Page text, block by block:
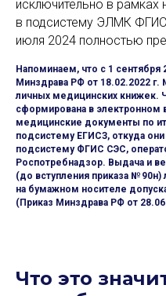
исключительно в рамках
в подсистему ЭЛМК
июля 2024 полностью
Напоминаем, что с 1 сентября
Минздрава РФ от 18.02.2022
личных медицинских книжек.
сформирована в электронном
медицинские документы по
подсистему ЕГИСЗ, откуда
подсистему ФГИС СЭС,
Роспотребнадзор. Выдача и
(до вступления приказа №
на бумажном носителе
(Приказ Минздрава РФ от
Что это